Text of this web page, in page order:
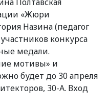
«Жюри
Назина (педагог
конкурса
медали.
мотивы» и
будет до 30 апреля
30-А. Вход